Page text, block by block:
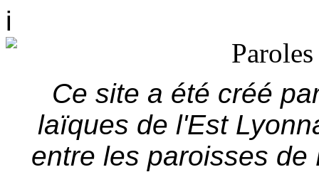
i
Ce site a été créé
laïques de l'Est
entre les paroisses